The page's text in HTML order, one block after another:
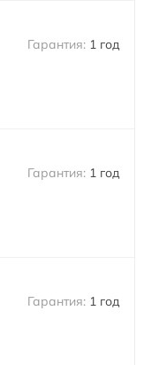
1 год
1 год
1 год